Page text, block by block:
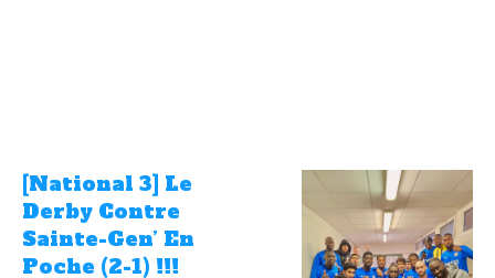
[National 3] Le
Derby Contre
Sainte-Gen’ En
Poche (2-1) !!!